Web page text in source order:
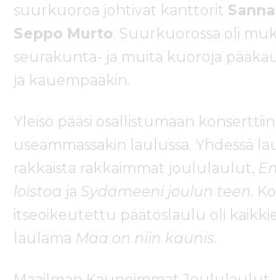
suurkuoroa johtivat kanttorit
Seppo Murto. Suurkuorossa oli
seurakunta- ja muita kuoroja
ja kauempaakin.
Yleisö pääsi osallistumaan konserttiin
useammassakin laulussa. Yhdessä
rakkaista rakkaimmat joululaulut,
loistoa ja Sydämeeni joulun teen.
itseoikeutettu päätöslaulu oli
laulama Maa on niin kaunis.